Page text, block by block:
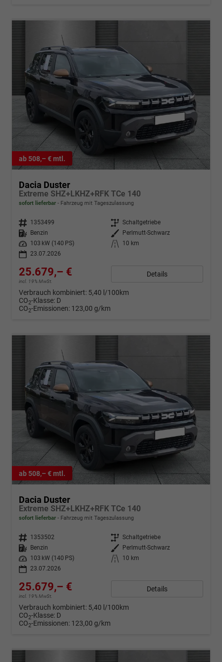
ab 508,– € mtl.
Dacia Duster
Extreme SHZ+LKHZ+RFK TCe 140
sofort lieferbar Fahrzeug mit Tageszulassung
Fahrzeugnr. 1353499 Getriebe Schaltgetriebe
Kraftstoff
Benzin Außenfarbe
Perlmutt-Schwarz
Leistung
103 kW (140 PS) Kilometerstand
10 km
23.07.2026
25.679,– €
incl. 19% MwSt.
Details
Verbrauch kombiniert: 5,40 l/100km
CO2-Klasse: D
CO2-Emissionen: 123,00 g/km
ab 508,– € mtl.
Dacia Duster
Extreme SHZ+LKHZ+RFK TCe 140
sofort lieferbar Fahrzeug mit Tageszulassung
Fahrzeugnr. 1353502 Getriebe Schaltgetriebe
Kraftstoff
Benzin Außenfarbe
Perlmutt-Schwarz
Leistung
103 kW (140 PS) Kilometerstand
10 km
23.07.2026
25.679,– €
incl. 19% MwSt.
Details
Verbrauch kombiniert: 5,40 l/100km
CO2-Klasse: D
CO2-Emissionen: 123,00 g/km